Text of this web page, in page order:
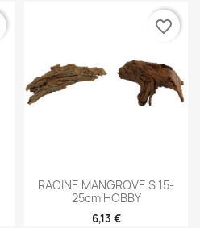
RACINE MANGROVE S 15-
25cm HOBBY
6,13 €
favorite_border